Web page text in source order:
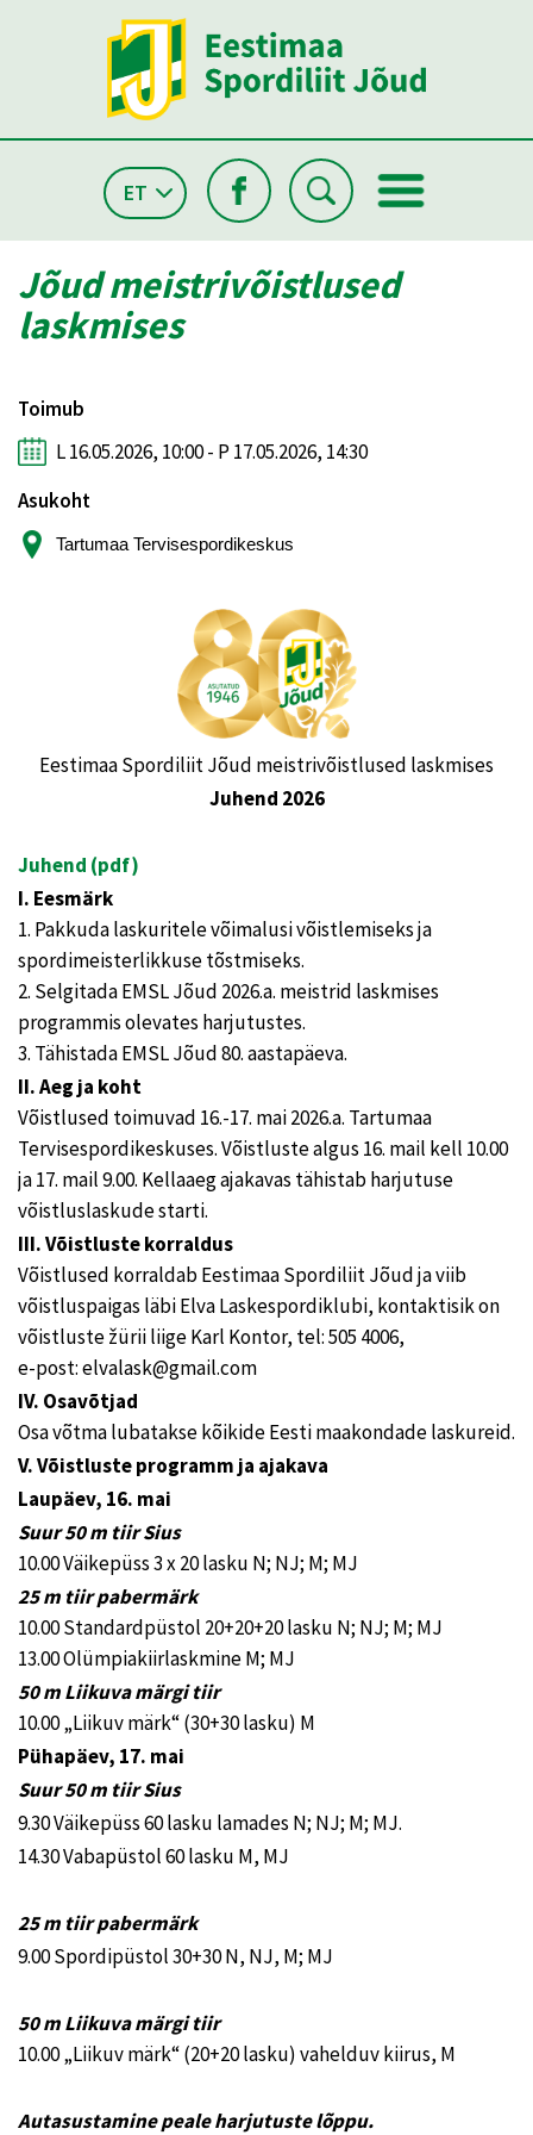
ET
Jõud meistrivõistlused
laskmises
Toimub
L 16.05.2026, 10:00 - P 17.05.2026, 14:30
Asukoht
Tartumaa Tervisespordikeskus
Eestimaa Spordiliit Jõud meistrivõistlused laskmises
Juhend 2026
Juhend (pdf)
I. Eesmärk
1. Pakkuda laskuritele võimalusi võistlemiseks ja
spordimeisterlikkuse tõstmiseks.
2. Selgitada EMSL Jõud 2026.a. meistrid laskmises
programmis olevates harjutustes.
3. Tähistada EMSL Jõud 80. aastapäeva.
II. Aeg ja koht
Võistlused toimuvad 16.-17. mai 2026.a. Tartumaa
Tervisespordikeskuses. Võistluste algus 16. mail kell 10.00
ja 17. mail 9.00. Kellaaeg ajakavas tähistab harjutuse
võistluslaskude starti.
III. Võistluste korraldus
Võistlused korraldab Eestimaa Spordiliit Jõud ja viib
võistluspaigas läbi Elva Laskespordiklubi, kontaktisik on
võistluste žürii liige Karl Kontor, tel: 505 4006,
e-post: elvalask@gmail.com
IV. Osavõtjad
Osa võtma lubatakse kõikide Eesti maakondade laskureid.
V. Võistluste programm ja ajakava
Laupäev, 16. mai
Suur 50 m tiir Sius
10.00 Väikepüss 3 x 20 lasku N; NJ; M; MJ
25 m tiir pabermärk
10.00 Standardpüstol 20+20+20 lasku N; NJ; M; MJ
13.00 Olümpiakiirlaskmine M; MJ
50 m Liikuva märgi tiir
10.00 „Liikuv märk“ (30+30 lasku) M
Pühapäev, 17. mai
Suur 50 m tiir Sius
9.30 Väikepüss 60 lasku lamades N; NJ; M; MJ.
14.30 Vabapüstol 60 lasku M, MJ
25 m tiir pabermärk
9.00 Spordipüstol 30+30 N, NJ, M; MJ
50 m Liikuva märgi tiir
10.00 „Liikuv märk“ (20+20 lasku) vahelduv kiirus, M
Autasustamine peale harjutuste lõppu.